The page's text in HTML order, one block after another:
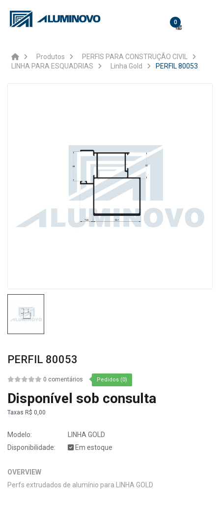
0
Produtos
PERFIS PARA CONSTRUÇÃO CIVIL
LINHA PARA ESQUADRIAS
Linha Gold PERFIL 80053
PERFIL 80053
0 comentários Pedidos (0)
Disponível sob consulta
Taxas R$ 0,00
Modelo:
LINHA GOLD
Disponibilidade:
Em estoque
OVERVIEW
Perfs extrudados de alumínio para LINHA GOLD